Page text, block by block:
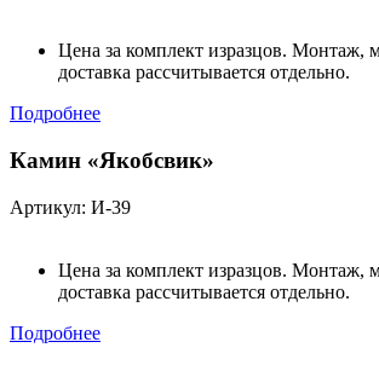
Цена за комплект изразцов. Монтаж,
доставка рассчитывается отдельно.
Подробнее
Камин «Якобсвик»
Артикул: И-39
Цена за комплект изразцов. Монтаж,
доставка рассчитывается отдельно.
Подробнее